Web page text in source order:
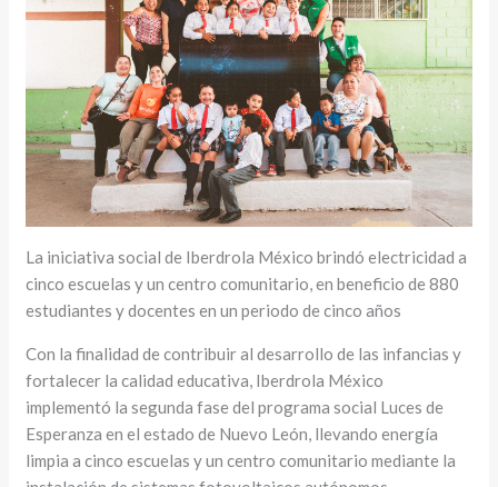
La iniciativa social de Iberdrola México brindó electricidad a
cinco escuelas y un centro comunitario, en beneficio de 880
estudiantes y docentes en un periodo de cinco años
Con la finalidad de contribuir al desarrollo de las infancias y
fortalecer la calidad educativa, Iberdrola México
implementó la segunda fase del programa social Luces de
Esperanza en el estado de Nuevo León, llevando energía
limpia a cinco escuelas y un centro comunitario mediante la